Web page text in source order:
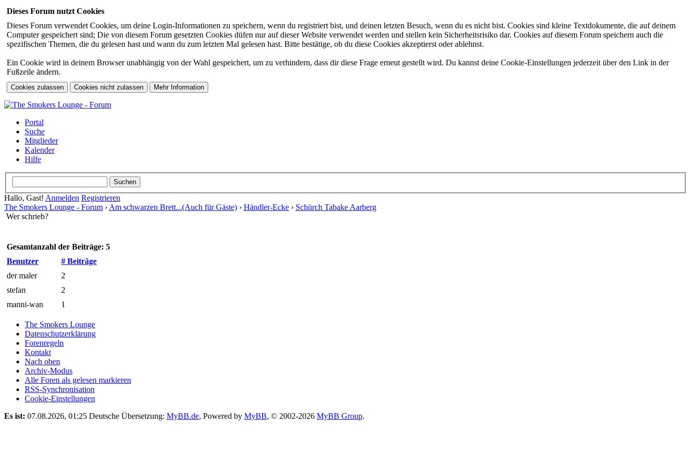
Dieses Forum nutzt Cookies
Dieses Forum verwendet Cookies, um deine Login-Informationen zu speichern, wenn du registriert bist, und deinen letzten Besuch, wenn du es nicht bist. Cookies sind kleine Textdokumente, die auf deinem
Computer gespeichert sind; Die von diesem Forum gesetzten Cookies düfen nur auf dieser Website verwendet werden und stellen kein Sicherheitsrisiko dar. Cookies auf diesem Forum speichern auch die
spezifischen Themen, die du gelesen hast und wann du zum letzten Mal gelesen hast. Bitte bestätige, ob du diese Cookies akzeptierst oder ablehnst.
Ein Cookie wird in deinem Browser unabhängig von der Wahl gespeichert, um zu verhindern, dass dir diese Frage erneut gestellt wird. Du kannst deine Cookie-Einstellungen jederzeit über den Link in der
Fußzeile ändern.
Portal
Suche
Mitglieder
Kalender
Hilfe
Hallo, Gast! Anmelden Registrieren
The Smokers Lounge - Forum › Am schwarzen Brett...(Auch für Gäste) › Händler-Ecke › Schürch Tabake Aarberg
Wer schrieb?
Gesamtanzahl der Beiträge: 5
Benutzer
# Beiträge
der maler
2
stefan
2
manni-wan
1
The Smokers Lounge
Datenschutzerklärung
Forenregeln
Kontakt
Nach oben
Archiv-Modus
Alle Foren als gelesen markieren
RSS-Synchronisation
Cookie-Einstellungen
Es ist: 07.08.2026, 01:25 Deutsche Übersetzung: MyBB.de, Powered by MyBB, © 2002-2026 MyBB Group.